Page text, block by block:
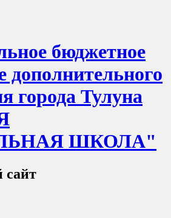
бюджетное
дополнительного
города Тулуна
ШКОЛА"